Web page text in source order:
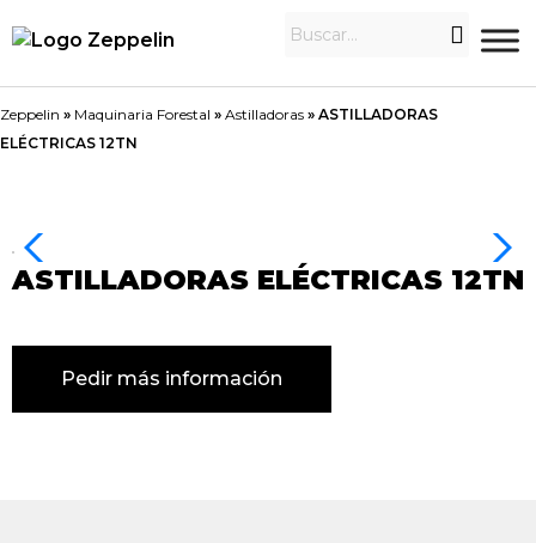
Zeppelin » Maquinaria Forestal » Astilladoras » ASTILLADORAS
ELÉCTRICAS 12TN
ASTILLADORAS ELÉCTRICAS 12TN
Pedir más información